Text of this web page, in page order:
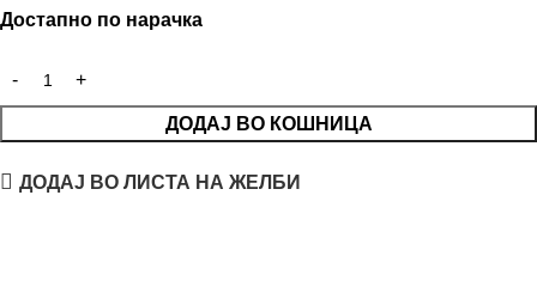
Достапно по нарачка
ДОДАЈ ВО КОШНИЦА
ДОДАЈ ВО ЛИСТА НА ЖЕЛБИ